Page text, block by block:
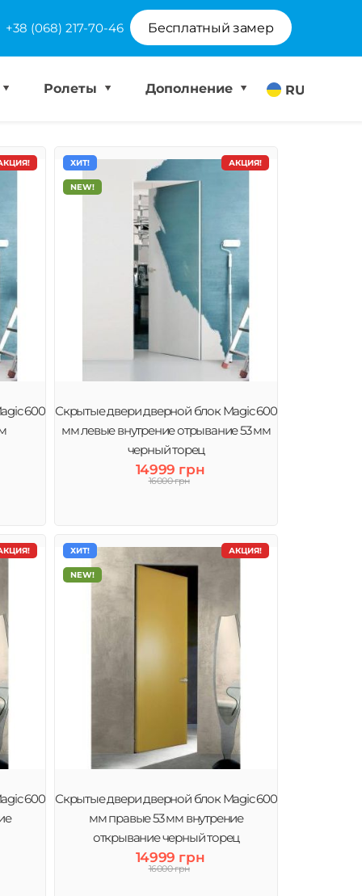
+38 (068) 217-70-46 Бесплатный замер
RU
Ролеты Дополнение
600
АКЦИЯ!
ХИТ!
NEW!
Скрытые двери дверной блок Magic 600
мм левые внутрение отрывание 53 мм
черный торец
14999 грн
16000 грн
600
АКЦИЯ!
ХИТ!
NEW!
Скрытые двери дверной блок Magic 600
мм правые 53 мм внутрение
открывание черный торец
14999 грн
16000 грн